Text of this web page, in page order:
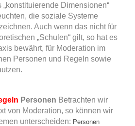
Dimensionen“
die soziale Systeme
Auch wenn das nicht für
„Schulen“ gilt, so hat es
bewährt, für Moderation im
Personen und Regeln sowie
Personen Betrachten wir
von Moderation, so können wir
unterscheiden: Personen